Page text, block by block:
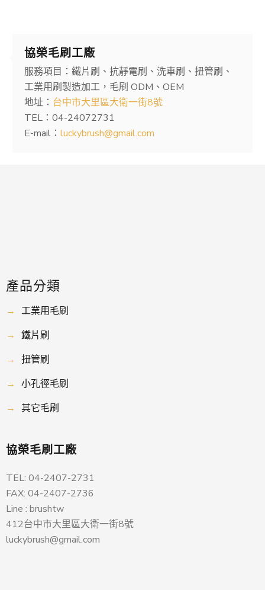
協榮毛刷工廠
服務項目：鐵片刷、抗靜電刷、洗車刷、扭管刷、
工業用刷製造加工，毛刷 ODM、OEM
地址： 台中市大里區大衛一街8號
TEL：04-24072731
E-mail：luckybrush@gmail.com
產品分類
→ 工業用毛刷
→ 鐵片刷
→ 扭管刷
→ 小孔徑毛刷
→ 其它毛刷
協榮毛刷工廠
TEL: 04-2407-2731
FAX: 04-2407-2736
Line : brushtw
412台中市大里區大衛一街8號
luckybrush@gmail.com